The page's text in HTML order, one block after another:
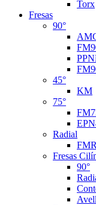
Torx
Fresas
90°
45°
KM
75°
Radial
Fresas
90°